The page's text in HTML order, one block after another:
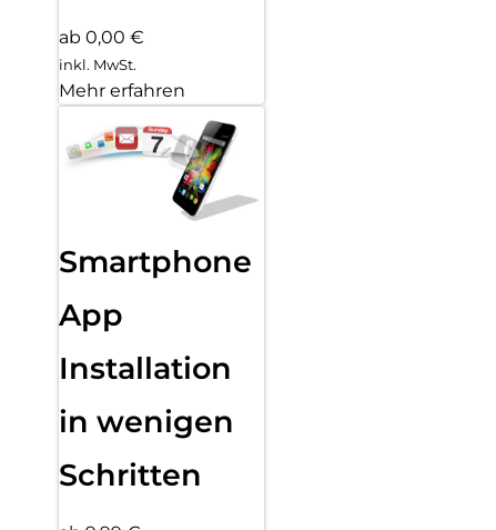
ab 0,00 €
inkl. MwSt.
Mehr erfahren
Smartphone
App
Installation
in wenigen
Schritten